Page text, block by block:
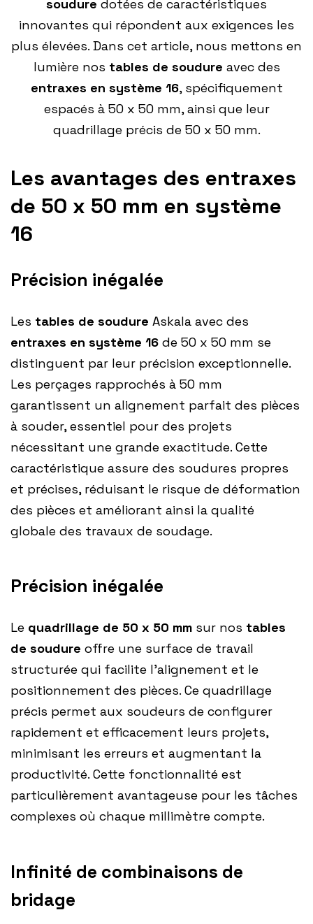
soudure dotées de caractéristiques
innovantes qui répondent aux exigences les
plus élevées. Dans cet article, nous mettons en
lumière nos tables de soudure avec des
entraxes en système 16, spécifiquement
espacés à 50 x 50 mm, ainsi que leur
quadrillage précis de 50 x 50 mm.
Les avantages des entraxes
de 50 x 50 mm en système
16
Précision inégalée
Les tables de soudure Askala avec des
entraxes en système 16 de 50 x 50 mm se
distinguent par leur précision exceptionnelle.
Les perçages rapprochés à 50 mm
garantissent un alignement parfait des pièces
à souder, essentiel pour des projets
nécessitant une grande exactitude. Cette
caractéristique assure des soudures propres
et précises, réduisant le risque de déformation
des pièces et améliorant ainsi la qualité
globale des travaux de soudage.
Précision inégalée
Le quadrillage de 50 x 50 mm sur nos tables
de soudure offre une surface de travail
structurée qui facilite l’alignement et le
positionnement des pièces. Ce quadrillage
précis permet aux soudeurs de configurer
rapidement et efficacement leurs projets,
minimisant les erreurs et augmentant la
productivité. Cette fonctionnalité est
particulièrement avantageuse pour les tâches
complexes où chaque millimètre compte.
Infinité de combinaisons de
bridage